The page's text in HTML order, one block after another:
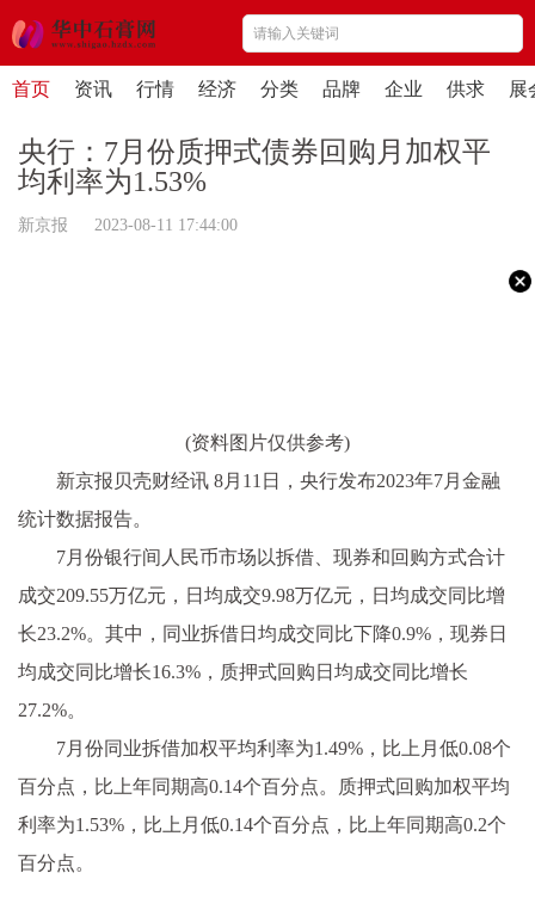
首页 资讯 行情 经济 分类 品牌 企业 供求 展
央行：7月份质押式债券回购月加权平
均利率为1.53%
新京报 2023-08-11 17:44:00
(资料图片仅供参考)
新京报贝壳财经讯 8月11日，央行发布2023年7月金融
统计数据报告。
7月份银行间人民币市场以拆借、现券和回购方式合计
成交209.55万亿元，日均成交9.98万亿元，日均成交同比增
长23.2%。其中，同业拆借日均成交同比下降0.9%，现券日
均成交同比增长16.3%，质押式回购日均成交同比增长
27.2%。
7月份同业拆借加权平均利率为1.49%，比上月低0.08个
百分点，比上年同期高0.14个百分点。质押式回购加权平均
利率为1.53%，比上月低0.14个百分点，比上年同期高0.2个
百分点。